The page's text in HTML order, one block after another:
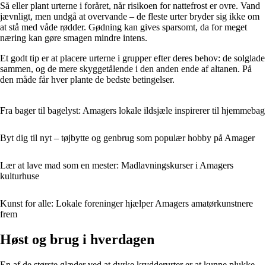
Så eller plant urterne i foråret, når risikoen for nattefrost er ovre. Vand
jævnligt, men undgå at overvande – de fleste urter bryder sig ikke om
at stå med våde rødder. Gødning kan gives sparsomt, da for meget
næring kan gøre smagen mindre intens.
Et godt tip er at placere urterne i grupper efter deres behov: de solglade
sammen, og de mere skyggetålende i den anden ende af altanen. På
den måde får hver plante de bedste betingelser.
Fra bager til bagelyst: Amagers lokale ildsjæle inspirerer til hjemmebag
Byt dig til nyt – tøjbytte og genbrug som populær hobby på Amager
Lær at lave mad som en mester: Madlavningskurser i Amagers
kulturhuse
Kunst for alle: Lokale foreninger hjælper Amagers amatørkunstnere
frem
Høst og brug i hverdagen